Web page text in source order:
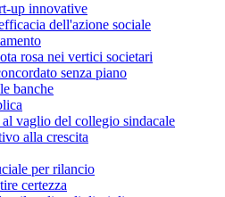
up innovative
dell'azione sociale
rosa nei vertici societari
senza piano
banche
vaglio del collegio sindacale
alla crescita
per rilancio
certezza